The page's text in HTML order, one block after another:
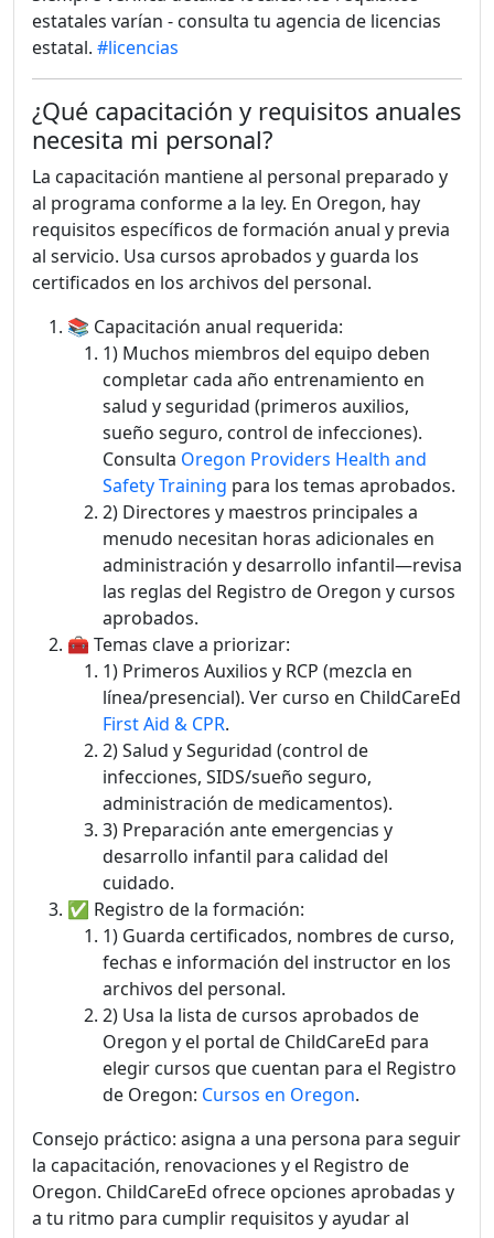
estatales varían - consulta tu agencia de licencias
estatal. #licencias
¿Qué capacitación y requisitos anuales
necesita mi personal?
La capacitación mantiene al personal preparado y
al programa conforme a la ley. En Oregon, hay
requisitos específicos de formación anual y previa
al servicio. Usa cursos aprobados y guarda los
certificados en los archivos del personal.
📚 Capacitación anual requerida:
1) Muchos miembros del equipo deben
completar cada año entrenamiento en
salud y seguridad (primeros auxilios,
sueño seguro, control de infecciones).
Consulta Oregon Providers Health and
Safety Training para los temas aprobados.
2) Directores y maestros principales a
menudo necesitan horas adicionales en
administración y desarrollo infantil—revisa
las reglas del Registro de Oregon y cursos
aprobados.
🧰 Temas clave a priorizar:
1) Primeros Auxilios y RCP (mezcla en
línea/presencial). Ver curso en ChildCareEd
First Aid & CPR.
2) Salud y Seguridad (control de
infecciones, SIDS/sueño seguro,
administración de medicamentos).
3) Preparación ante emergencias y
desarrollo infantil para calidad del
cuidado.
✅ Registro de la formación:
1) Guarda certificados, nombres de curso,
fechas e información del instructor en los
archivos del personal.
2) Usa la lista de cursos aprobados de
Oregon y el portal de ChildCareEd para
elegir cursos que cuentan para el Registro
de Oregon: Cursos en Oregon.
Consejo práctico: asigna a una persona para seguir
la capacitación, renovaciones y el Registro de
Oregon. ChildCareEd ofrece opciones aprobadas y
a tu ritmo para cumplir requisitos y ayudar al